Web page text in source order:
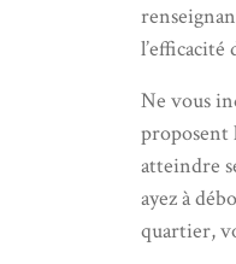
l’efficacité
Ne vous
proposent
atteindre
ayez à
quartier,